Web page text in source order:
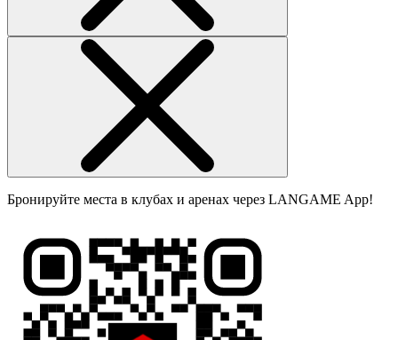
Бронируйте места в клубах и аренах через LANGAME App!